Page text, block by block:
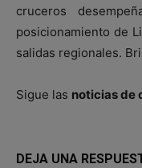
cruceros
posicionamiento de
salidas regionales.
Sigue las noticias de
DEJA UNA